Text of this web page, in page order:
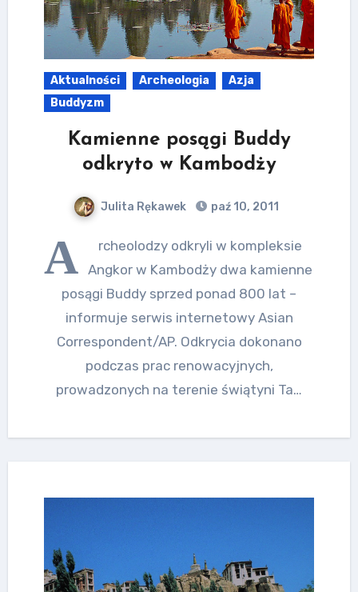
Aktualności Archeologia
Azja
Buddyzm
Kamienne posągi Buddy
odkryto w Kambodży
Julita Rękawek paź 10, 2011
A
rcheolodzy odkryli w kompleksie
Angkor w Kambodży dwa kamienne
posągi Buddy sprzed ponad 800 lat –
informuje serwis internetowy Asian
Correspondent/AP. Odkrycia dokonano
podczas prac renowacyjnych,
prowadzonych na terenie świątyni Ta…